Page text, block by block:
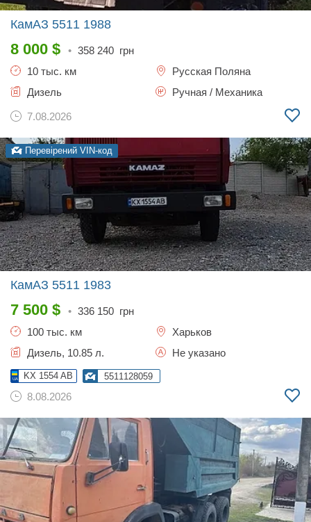
КамАЗ 5511 1988
8 000 $ • 358 240 грн
10 тыс. км
Русская Поляна
Дизель
Ручная / Механика
7.08.2026
Перевірений VIN-код
КамАЗ 5511 1983
7 500 $ • 336 150 грн
100 тыс. км
Харьков
Дизель, 10.85 л.
Не указано
KX 1554 AB 5511128059
8.08.2026